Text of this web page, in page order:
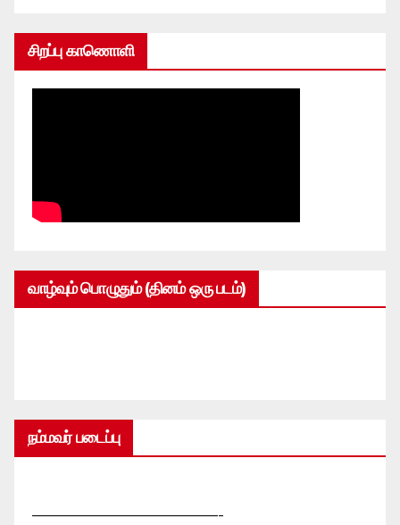
சிறப்பு காணொளி
வாழ்வும் பொழுதும் (தினம் ஒரு படம்)
நம்மவர் படைப்பு
—————————————-